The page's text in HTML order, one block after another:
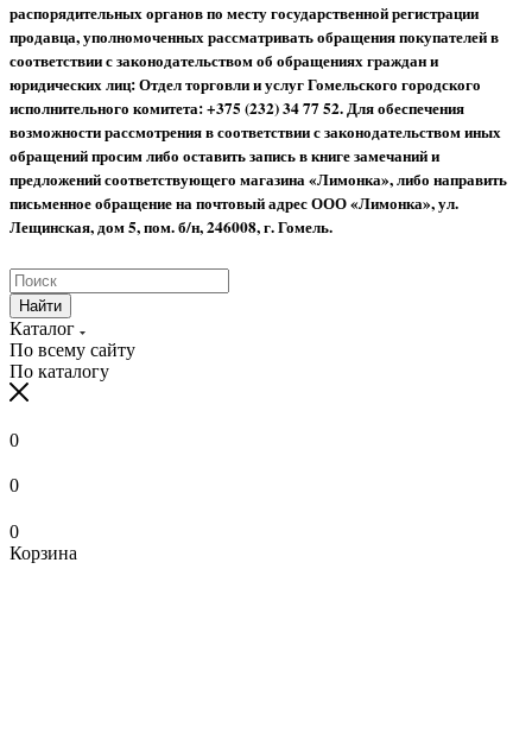
распорядительных органов по месту государственной регистрации
продавца, уполномоченных рассматривать обращения покупателей в
соответствии с законодательством об обращениях граждан и
юридических лиц: Отдел торговли и услуг Гомельского городского
исполнительного комитета: +375 (232) 34 77 52.Для обеспечения
возможности рассмотрения в соответствии с законодательством иных
обращений просим либо оставить запись в книге замечаний и
предложений соответствующего магазина «Лимонка», либо направить
письменное обращение на почтовый адрес ООО «Лимонка», ул.
Лещинская, дом 5, пом. б/н, 246008, г. Гомель.
Найти
Каталог
По всему сайту
По каталогу
0
0
0
Корзина